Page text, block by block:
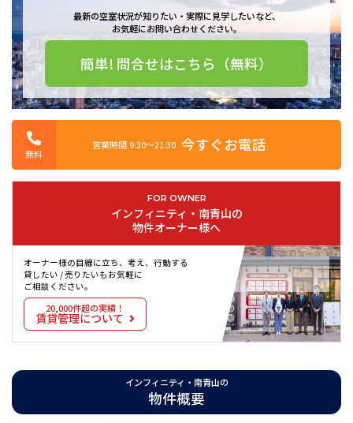
最新の空室状況が知りたい・実際に見学したいなど、
お気軽にお問い合わせください。
簡単! 問合せはこちら（無料）
無料
営業時間 9:30〜21:30 今すぐお電話
FOR OWNER
インフィニティ・南青山の
物件オーナー様へ
オーナー様の目線に立ち、考え、行動する
貸したい / 売りたいもお気軽に
ご相談ください。
20,000件超の実績！
賃貸管理について
インフィニティ・南青山の
物件概要